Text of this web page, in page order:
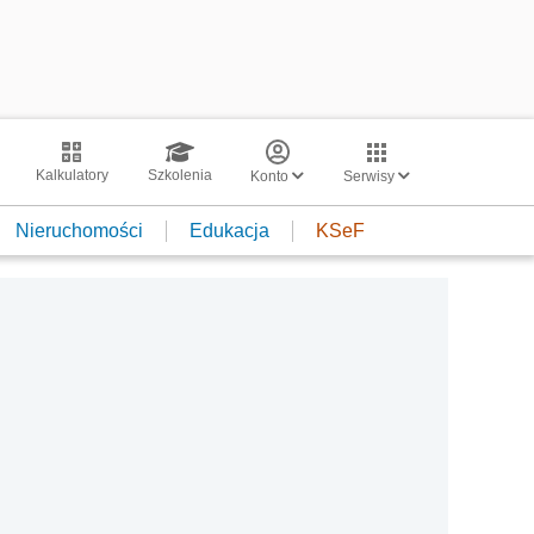
Kalkulatory Szkolenia Konto Serwisy
Nieruchomości Edukacja KSeF